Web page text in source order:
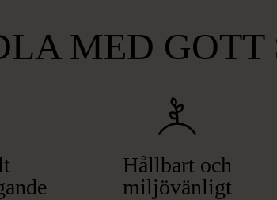
MED GOTT
Hållbart och
miljövänligt